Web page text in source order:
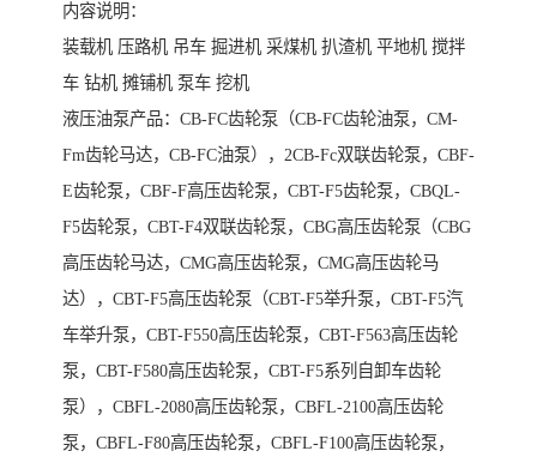
内容说明：
装载机 压路机 吊车 掘进机 采煤机 扒渣机 平地机 搅拌
车 钻机 摊铺机 泵车 挖机
液压油泵产品：CB-FC齿轮泵（CB-FC齿轮油泵，CM-
Fm齿轮马达，CB-FC油泵），2CB-Fc双联齿轮泵，CBF-
E齿轮泵，CBF-F高压齿轮泵，CBT-F5齿轮泵，CBQL-
F5齿轮泵，CBT-F4双联齿轮泵，CBG高压齿轮泵（CBG
高压齿轮马达，CMG高压齿轮泵，CMG高压齿轮马
达），CBT-F5高压齿轮泵（CBT-F5举升泵，CBT-F5汽
车举升泵，CBT-F550高压齿轮泵，CBT-F563高压齿轮
泵，CBT-F580高压齿轮泵，CBT-F5系列自卸车齿轮
泵），CBFL-2080高压齿轮泵，CBFL-2100高压齿轮
泵，CBFL-F80高压齿轮泵，CBFL-F100高压齿轮泵，